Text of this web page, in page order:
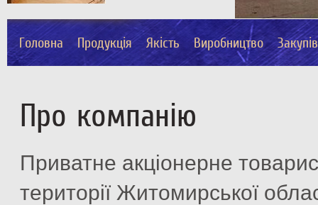
Головна Продукція Якість Виробництво
Про компанію
Приватне акціонерне
території Житомирської